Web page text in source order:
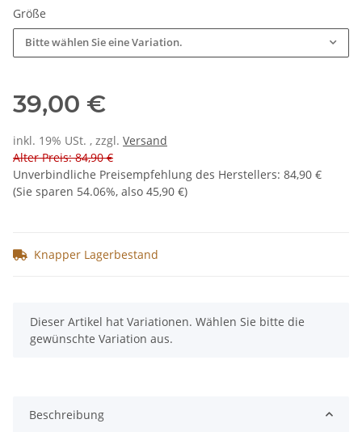
Größe
Bitte wählen Sie eine Variation.
39,00 €
inkl. 19% USt. , zzgl. Versand
Alter Preis: 84,90 €
Unverbindliche Preisempfehlung des Herstellers: 84,90 €
(Sie sparen 54.06%, also 45,90 €)
Knapper Lagerbestand
x
Dieser Artikel hat Variationen. Wählen Sie bitte die
gewünschte Variation aus.
Beschreibung